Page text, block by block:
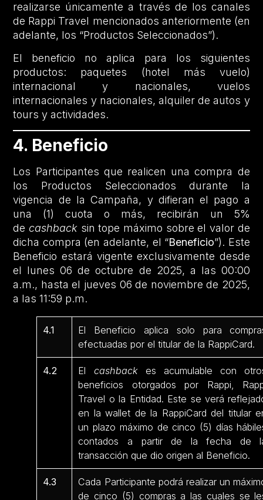
realizarse únicamente a través de los canales
de Rappi Travel mencionados anteriormente (en
adelante, los “Productos Seleccionados”).
El beneficio no aplica para los siguientes
productos: paquetes (hotel más vuelo)
internacional y nacionales, vuelos
internacionales y nacionales, alquiler de autos y
tours y actividades.
4. Beneficio
Los Participantes que realicen una compra de
los Productos Seleccionados durante la
vigencia de la Campaña, y difieran el pago a
una (1) cuota o más, recibirán un 5%
de cashback sin tope máximo sobre el valor de
dicha compra (en adelante, el “Beneficio”). Este
Beneficio estará vigente exclusivamente desde
el lunes 06 de octubre de 2025, a las 00:00
a.m., hasta el jueves 06 de noviembre de 2025,
a las 11:59 p.m.
4.1
El Beneficio aplica solo para
efectuadas por el titular de la RappiCard.
4.2 El cashbackes acumulable con
beneficios otorgados por Rappi,
Travel o la Entidad. Este se verá
en la wallet de la RappiCard del titular
un plazo máximo de cinco (5) días
contados a partir de la fecha de
transacción que dio origen al Beneficio.
4.3
Cada Participante podrá realizar un
de cinco (5) compras a las cuales se